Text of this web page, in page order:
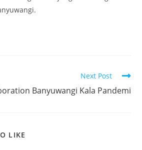
Next Post
Banyuwangi Kala Pandemi
LIKE